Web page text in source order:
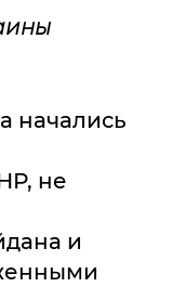
начались
не
и